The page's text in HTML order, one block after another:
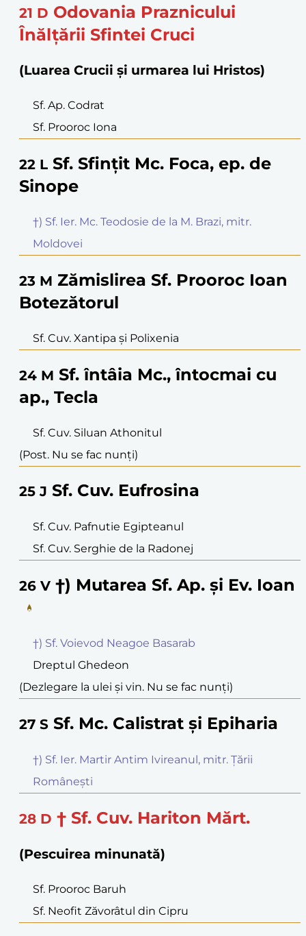
21 D Odovania Praznicului
Înălțării Sfintei Cruci
(Luarea Crucii și urmarea lui Hristos)
Sf. Ap. Codrat
Sf. Prooroc Iona
22 L Sf. Sfințit Mc. Foca, ep. de
Sinope
†) Sf. Ier. Mc. Teodosie de la M. Brazi, mitr.
Moldovei
23 M Zămislirea Sf. Prooroc Ioan
Botezătorul
Sf. Cuv. Xantipa și Polixenia
24 M Sf. întâia Mc., întocmai cu
ap., Tecla
Sf. Cuv. Siluan Athonitul
(Post. Nu se fac nunți)
25 J Sf. Cuv. Eufrosina
Sf. Cuv. Pafnutie Egipteanul
Sf. Cuv. Serghie de la Radonej
26 V †) Mutarea Sf. Ap. și Ev. Ioan
†) Sf. Voievod Neagoe Basarab
Dreptul Ghedeon
(Dezlegare la ulei și vin. Nu se fac nunți)
27 S Sf. Mc. Calistrat și Epiharia
†) Sf. Ier. Martir Antim Ivireanul, mitr. Țării
Românești
28 D † Sf. Cuv. Hariton Mărt.
(Pescuirea minunată)
Sf. Prooroc Baruh
Sf. Neofit Zăvorâtul din Cipru